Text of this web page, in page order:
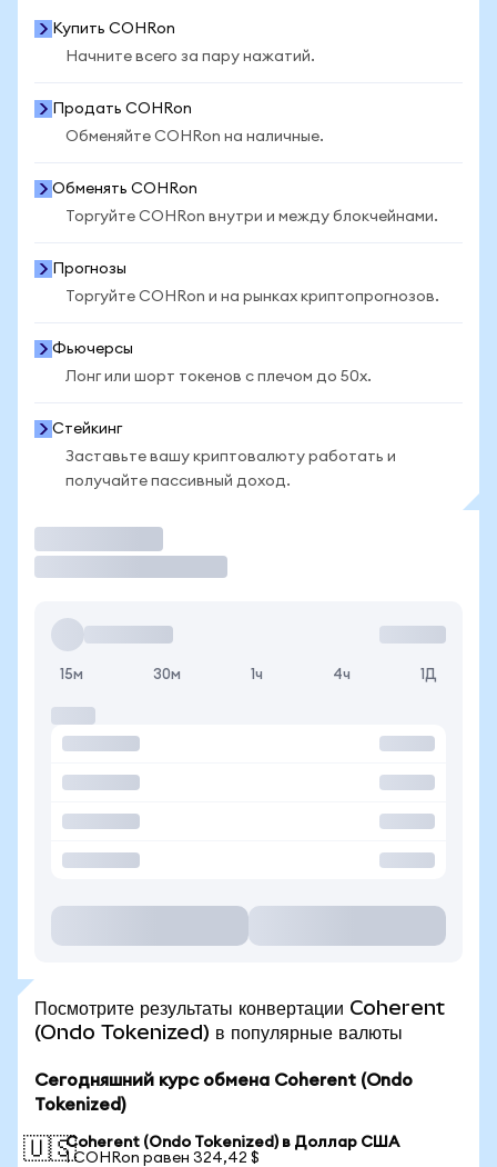
Купить COHRon
Начните всего за пару нажатий.
Продать COHRon
Обменяйте COHRon на наличные.
Обменять COHRon
Торгуйте COHRon внутри и между блокчейнами.
Прогнозы
Торгуйте COHRon и на рынках криптопрогнозов.
Фьючерсы
Лонг или шорт токенов с плечом до 50x.
Стейкинг
Заставьте вашу криптовалюту работать и
получайте пассивный доход.
15м 30м 1ч 4ч 1Д
Посмотрите результаты конвертации Coherent
(Ondo Tokenized) в популярные валюты
Сегодняшний курс обмена Coherent (Ondo
Tokenized)
🇺🇸Coherent (Ondo Tokenized) в Доллар США
1 COHRon равен 324,42 $